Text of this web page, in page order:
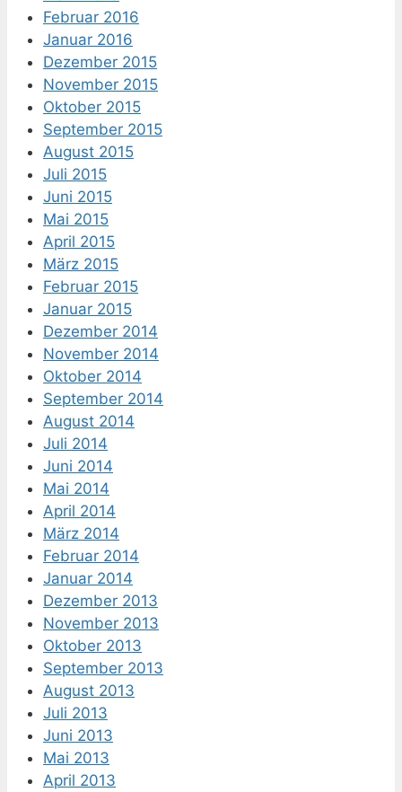
Februar 2016
Januar 2016
Dezember 2015
November 2015
Oktober 2015
September 2015
August 2015
Juli 2015
Juni 2015
Mai 2015
April 2015
März 2015
Februar 2015
Januar 2015
Dezember 2014
November 2014
Oktober 2014
September 2014
August 2014
Juli 2014
Juni 2014
Mai 2014
April 2014
März 2014
Februar 2014
Januar 2014
Dezember 2013
November 2013
Oktober 2013
September 2013
August 2013
Juli 2013
Juni 2013
Mai 2013
April 2013